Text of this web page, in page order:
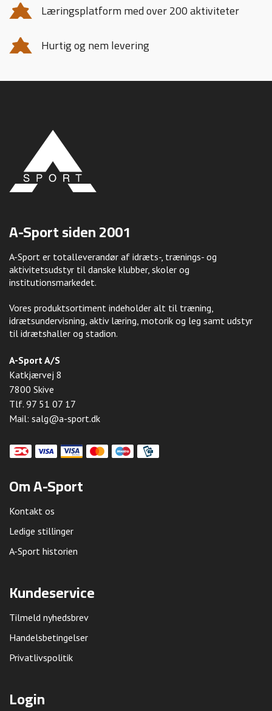
Læringsplatform med over 200 aktiviteter
Hurtig og nem levering
A-Sport siden 2001
A-Sport er totalleverandør af idræts-, trænings- og
aktivitetsudstyr til danske klubber, skoler og
institutionsmarkedet.
Vores produktsortiment indeholder alt til træning,
idrætsundervisning, aktiv læring, motorik og leg samt udstyr
til idrætshaller og stadion.
A-Sport A/S
Katkjærvej 8
7800 Skive
Tlf. 97 51 07 17
Mail: salg@a-sport.dk
Om A-Sport
Kontakt os
Ledige stillinger
A-Sport historien
Kundeservice
Tilmeld nyhedsbrev
Handelsbetingelser
Privatlivspolitik
Login